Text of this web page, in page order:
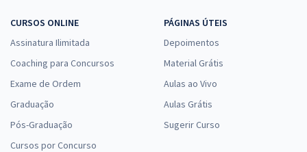
CURSOS ONLINE
Assinatura Ilimitada
Coaching para Concursos
Exame de Ordem
Graduação
Pós-Graduação
Cursos por Concurso
PÁGINAS ÚTEIS
Depoimentos
Material Grátis
Aulas ao Vivo
Aulas Grátis
Sugerir Curso